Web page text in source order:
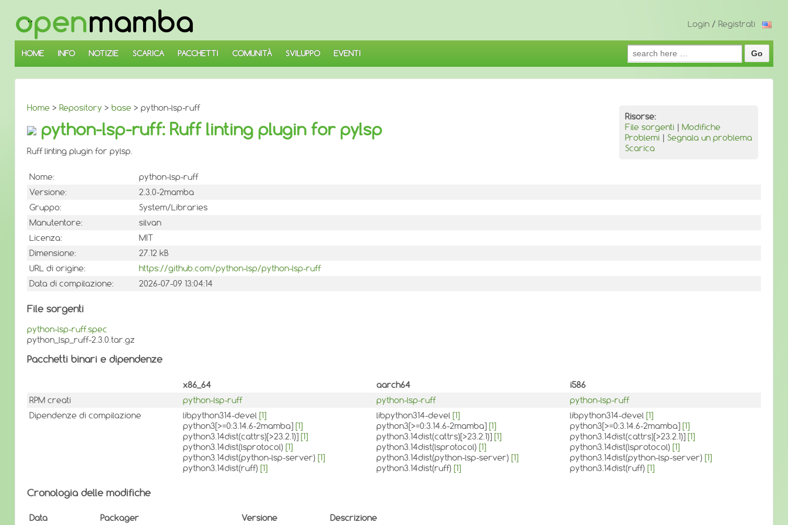
SALTA
AL
CONTENUTO
PRINCIPALE
Login / Registrati
HOME INFO NOTIZIE SCARICA PACCHETTI COMUNITÀ SVILUPPO EVENTI
Search
for:
Home > Repository > base > python-lsp-ruff
Risorse:
File sorgenti | Modifiche
Problemi | Segnala un problema
Scarica
python-lsp-ruff: Ruff linting plugin for pylsp
Ruff linting plugin for pylsp.
Nome:
python-lsp-ruff
Versione:
2.3.0-2mamba
Gruppo:
System/Libraries
Manutentore:
silvan
Licenza:
MIT
Dimensione:
27.12 kB
URL di origine:
https://github.com/python-lsp/python-lsp-ruff
Data di compilazione:
2026-07-09 13:04:14
File sorgenti
python-lsp-ruff.spec
python_lsp_ruff-2.3.0.tar.gz
Pacchetti binari e dipendenze
x86_64 aarch64
i586
RPM creati
python-lsp-ruff python-lsp-ruff
python-lsp-ruff
Dipendenze di compilazione
libpython314-devel [1]
python3[>=0:3.14.6-2mamba] [1]
python3.14dist(cattrs)[>23.2.1)] [1]
python3.14dist(lsprotocol) [1]
python3.14dist(python-lsp-server) [1]
python3.14dist(ruff) [1]
libpython314-devel [1]
python3[>=0:3.14.6-2mamba] [1]
python3.14dist(cattrs)[>23.2.1)] [1]
python3.14dist(lsprotocol) [1]
python3.14dist(python-lsp-server) [1]
python3.14dist(ruff) [1]
libpython314-devel [1]
python3[>=0:3.14.6-2mamba] [1]
python3.14dist(cattrs)[>23.2.1)] [1]
python3.14dist(lsprotocol) [1]
python3.14dist(python-lsp-server) [1]
python3.14dist(ruff) [1]
Cronologia delle modifiche
Data Packager Versione Descrizione